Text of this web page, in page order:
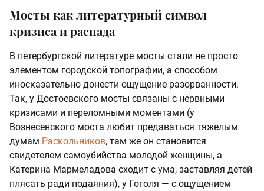
Мосты как литературный символ
кризиса и распада
В петербургской литературе мосты стали не просто
элементом городской топографии, а способом
иносказательно донести ощущение разорванности.
Так, у Достоевского мосты связаны с нервными
кризисами и переломными моментами (у
Вознесенского моста любит предаваться тяжелым
думам Раскольников, там же он становится
свидетелем самоубийства молодой женщины, а
Катерина Мармеладова сходит с ума, заставляя детей
плясать ради подаяния), у Гоголя — с ощущением